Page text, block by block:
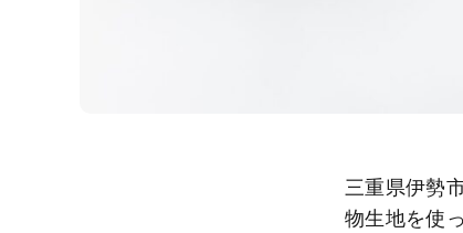
三重県伊勢
物生地を使